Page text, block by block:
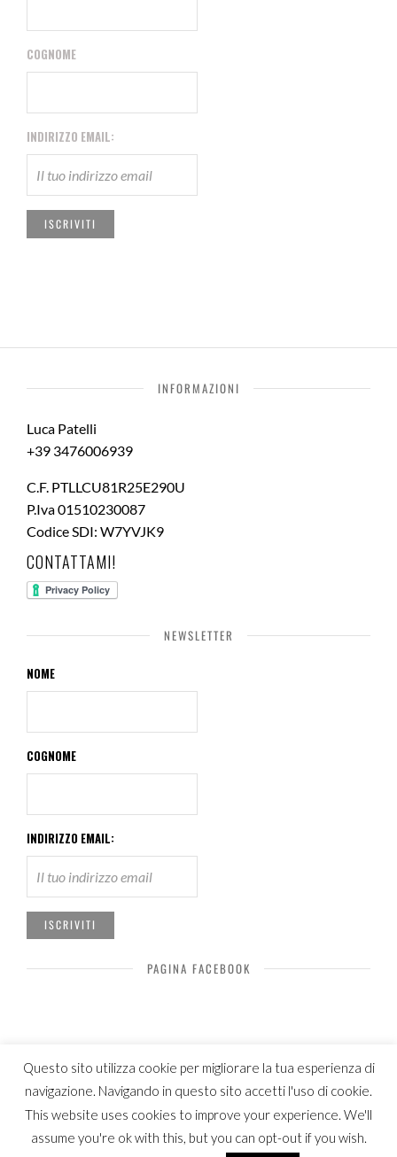
COGNOME
INDIRIZZO EMAIL:
INFORMAZIONI
Luca Patelli
+39 3476006939
C.F. PTLLCU81R25E290U
P.Iva 01510230087
Codice SDI: W7YVJK9
CONTATTAMI!
NEWSLETTER
NOME
COGNOME
INDIRIZZO EMAIL:
PAGINA FACEBOOK
© Copyright Luca Patelli 2019
Questo sito utilizza cookie per migliorare la tua esperienza di
navigazione. Navigando in questo sito accetti l'uso di cookie.
This website uses cookies to improve your experience. We'll
assume you're ok with this, but you can opt-out if you wish.
Italiano